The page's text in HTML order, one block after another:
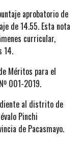
aprobatorio de
de 14.55. Esta nota
curricular,
14.
Méritos para el
001-2019.
al distrito de
Pinchi
de Pacasmayo.